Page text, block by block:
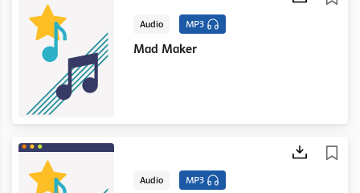
Audio MP3
Mad Maker
Audio MP3